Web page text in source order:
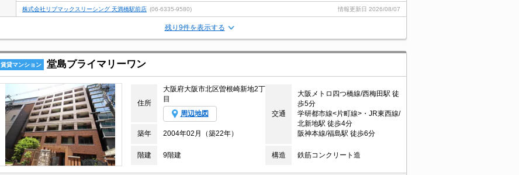
株式会社リブマックスリーシング 天満橋駅前店 (06-6335-9580) 情報更新日 2026/08/07
残り9件を表示する
賃貸マンション 堂島プライマリーワン
住所
大阪府大阪市北区曽根崎新地2丁
目
周辺地図 交通
大阪メトロ四つ橋線/西梅田駅 徒
歩5分
学研都市線<片町線>・JR東西線/
北新地駅 徒歩4分
阪神本線/福島駅 徒歩6分
築年 2004年02月（築22年）
階建 9階建 構造 鉄筋コンクリート造